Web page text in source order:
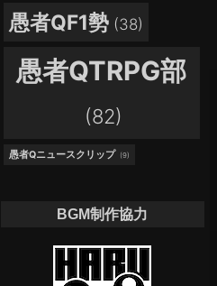
愚者QF1勢 (38)
愚者QTRPG部
(82)
愚者Qニュースクリップ (9)
BGM制作協力